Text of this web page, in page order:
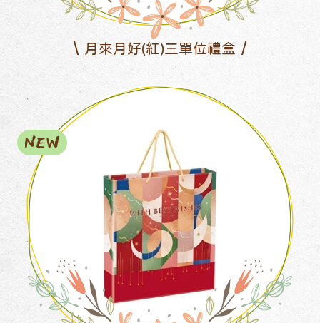
月來月好(紅)三單位禮盒
NEW